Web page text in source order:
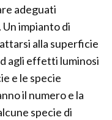
adeguati
impianto di
alla superficie
agli effetti luminosi
e le specie
il numero e la
specie di